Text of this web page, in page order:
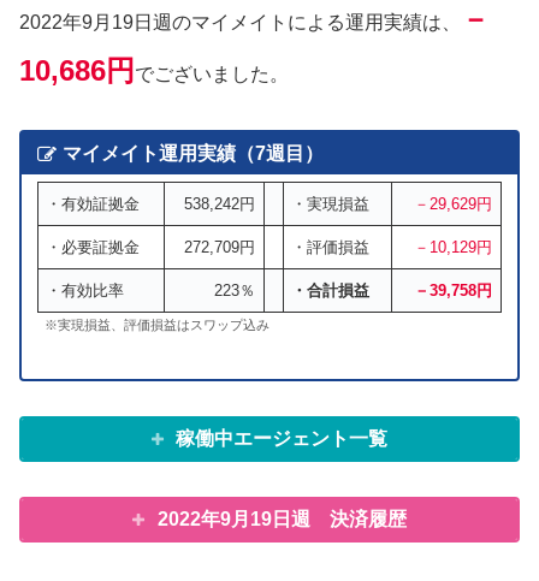
2022年9月19日週のマイメイトによる運用実績は、
－
10,686円 でございました。
マイメイト運用実績（7週目）
・有効証拠金 538,242円 ・実現損益 －29,629円
・必要証拠金 272,709円 ・評価損益 －10,129円
・有効比率 223％ ・合計損益 －39,758円
※実現損益、評価損益はスワップ込み
稼働中エージェント一覧
2022年9月19日週 決済履歴